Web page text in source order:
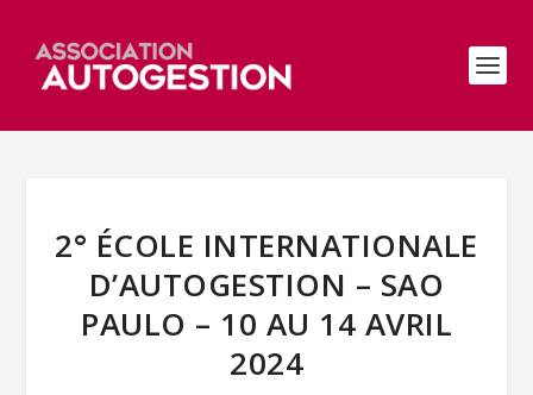
2° ÉCOLE INTERNATIONALE
D’AUTOGESTION – SAO
PAULO – 10 AU 14 AVRIL
2024